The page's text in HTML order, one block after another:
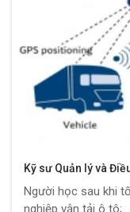
Kỹ sư Quản lý và
Người học sau khi
nghiệp vận tải ô tô;...